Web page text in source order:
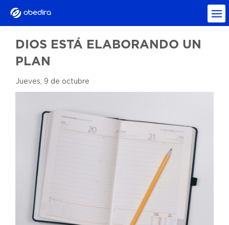
DIOS ESTÁ ELABORANDO UN
PLAN
Jueves, 9 de octubre